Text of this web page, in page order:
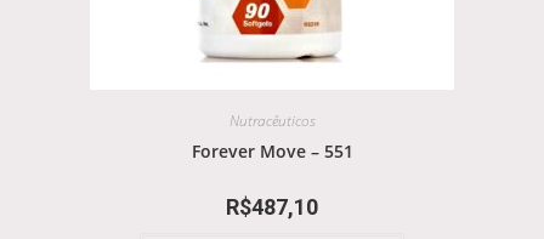
Nutracêuticos
Forever Move – 551
R$487,10